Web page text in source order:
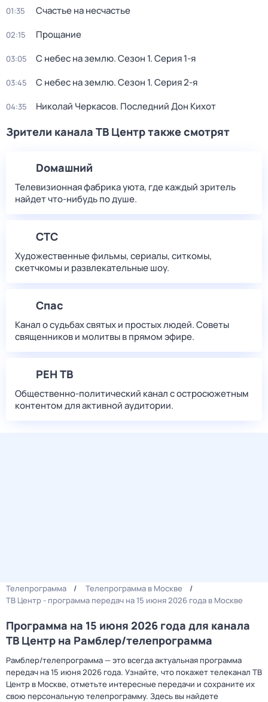
01:35 Счастье на несчастье
02:15 Прощание
03:05 С небес на землю. Сезон 1. Серия 1-я
03:45 С небес на землю. Сезон 1. Серия 2-я
04:35 Николай Черкасов. Последний Дон Кихот
Зрители канала ТВ Центр также смотрят
Dомашний
Телевизионная фабрика уюта, где каждый зритель
найдет что‑нибудь по душе.
СТС
Художественные фильмы, сериалы, ситкомы,
скетчкомы и развлекательные шоу.
Спас
Канал о судьбах святых и простых людей. Советы
священников и молитвы в прямом эфире.
РЕН ТВ
Общественно-политический канал с остросюжетным
контентом для активной аудитории.
Телепрограмма
Телепрограмма в Москве
ТВ Центр - программа передач на 15 июня 2026 года в Москве
Программа на 15 июня 2026 года для канала
ТВ Центр на Рамблер/телепрограмма
Рамблер/телепрограмма — это всегда актуальная программа
передач на 15 июня 2026 года. Узнайте, что покажет телеканал ТВ
Центр в Москве, отметьте интересные передачи и сохраните их
свою персональную телепрограмму. Здесь вы найдете